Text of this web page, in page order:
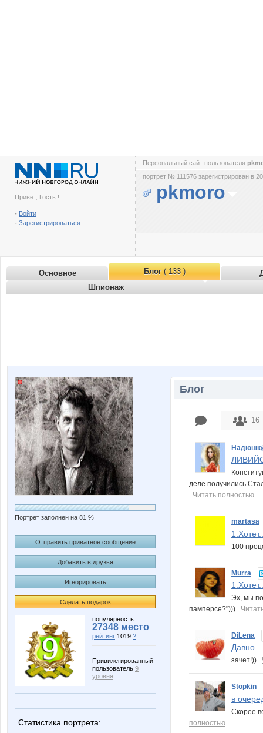
Привет, Гость !
- Войти
- Зарегистрироваться
Персональный сайт пользователя
портрет № 111576 зарегистрирован в
pkmoro
Основное Блог( 133 )
Шпионаж
Портрет заполнен на 81 %
Отправить приватное сообщение
Добавить в друзья
Игнорировать
Сделать подарок
популярность:
27348 место
рейтинг 1019 ?
Привилегированный
пользователь 9
уровня
Статистика портрета:
Блог
16
деле получились
Читать полностью
martasa
100
Murra
Эх, мы
памперсе?")))
DiLena
Давно...
зачет!))
Stopkin
в
Скорее
полностью